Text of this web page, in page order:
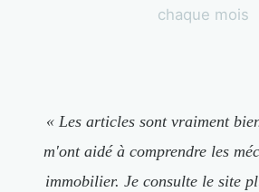
chaque mois
« Les articles sont vraiment
m'ont aidé à comprendre les
immobilier. Je consulte le site